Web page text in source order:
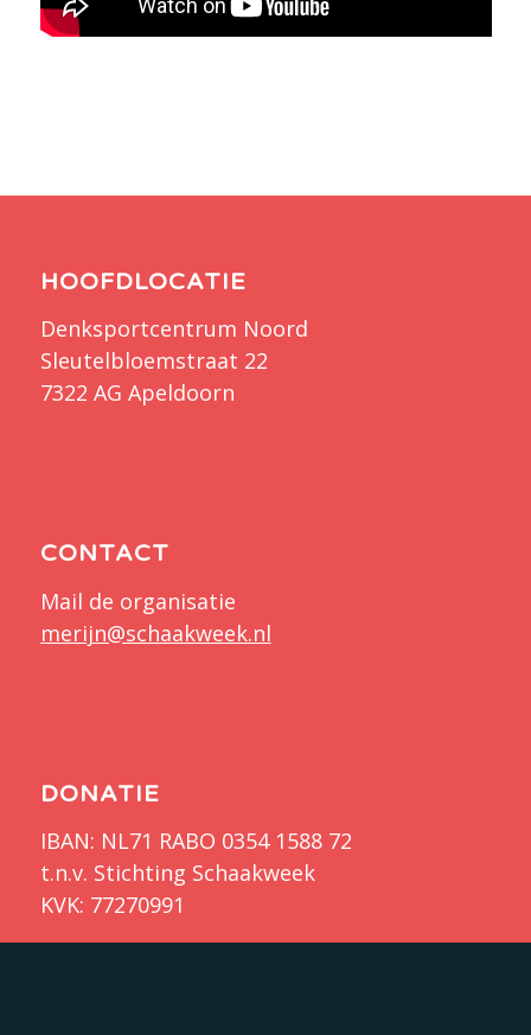
HOOFDLOCATIE
Denksportcentrum Noord
Sleutelbloemstraat 22
7322 AG Apeldoorn
CONTACT
Mail de organisatie
merijn@schaakweek.nl
DONATIE
IBAN: NL71 RABO 0354 1588 72
t.n.v. Stichting Schaakweek
KVK: 77270991